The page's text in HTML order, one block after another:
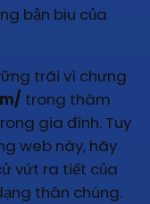
bận bịu của
trãi vì chưng
trong thâm
gia đình. Tuy
web này, hãy
vứt ra tiết của
thân chúng.